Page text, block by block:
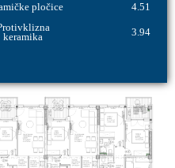
pločice 4.51
keramika
3.94